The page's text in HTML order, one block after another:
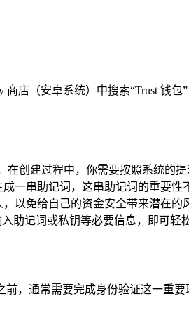
店（安卓系统）中搜索“Trust 钱
在创建过程中，你需要按照系统的
一串助记词，这串助记词的重要
以免给自己的资金安全带来潜在的
助记词或私钥等必要信息，即可轻
，通常需要完成身份验证这一重要